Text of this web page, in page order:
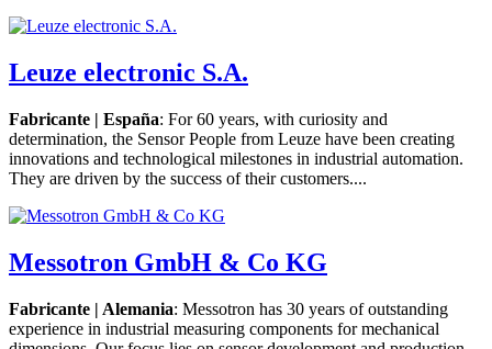
Leuze electronic S.A.
Fabricante | España: For 60 years, with curiosity and
determination, the Sensor People from Leuze have been creating
innovations and technological milestones in industrial automation.
They are driven by the success of their customers....
Messotron GmbH & Co KG
Fabricante | Alemania: Messotron has 30 years of outstanding
experience in industrial measuring components for mechanical